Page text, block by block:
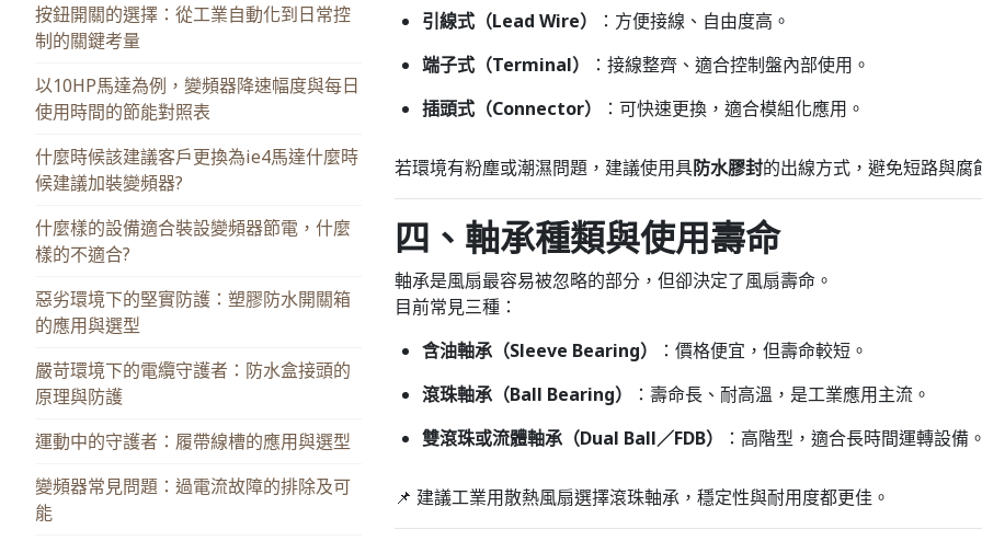
按鈕開關的選擇：從工業自動化到日常控
制的關鍵考量
以10HP馬達為例，變頻器降速幅度與每日
使用時間的節能對照表
什麼時候該建議客戶更換為ie4馬達什麼時
候建議加裝變頻器?
什麼樣的設備適合裝設變頻器節電，什麼
樣的不適合?
惡劣環境下的堅實防護：塑膠防水開關箱
的應用與選型
嚴苛環境下的電纜守護者：防水盒接頭的
原理與防護
運動中的守護者：履帶線槽的應用與選型
變頻器常見問題：過電流故障的排除及可
能
引線式（Lead Wire）
：方便接線、自由度高。
端子式（Terminal）
：接線整齊、適合控制盤內部使用。
插頭式（Connector）
：可快速更換，適合模組化應用。
若環境有粉塵或潮濕問題，建議使用具防水膠封的出線方式，避免短路與腐
四、軸承種類與使用壽命
軸承是風扇最容易被忽略的部分，但卻決定了風扇壽命。
目前常見三種：
含油軸承（Sleeve Bearing）
：價格便宜，但壽命較短。
滾珠軸承（Ball Bearing）
：壽命長、耐高溫，是工業應用主流。
雙滾珠或流體軸承（Dual Ball／FDB）
：高階型，適合長時間運轉設備
📌 建議工業用散熱風扇選擇滾珠軸承，穩定性與耐用度都更佳。